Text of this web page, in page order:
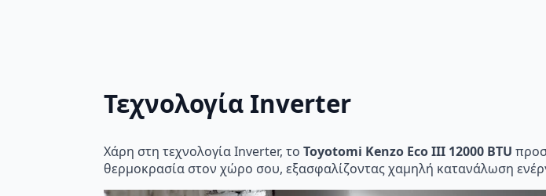
Τεχνολογία Inverter
Χάρη στη τεχνολογία Inverter, το Toyotomi Kenzo Eco III 12000 BTU
θερμοκρασία στον χώρο σου, εξασφαλίζοντας χαμηλή κατανάλωση